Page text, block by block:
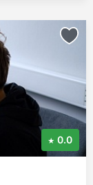
0.0